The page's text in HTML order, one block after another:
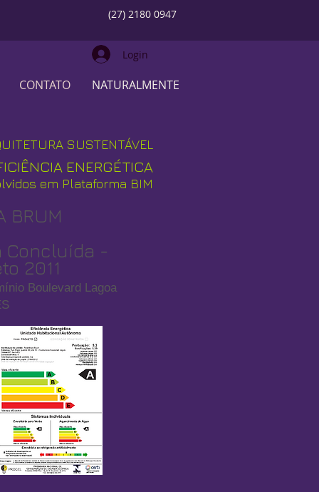
(27) 2180 0947
Login
CONTATO NATURALMENTE
SUSTENTÁVEL
ENERGÉTICA
em Plataforma BIM
BRUM
Concluída -
2011
Boulevard Lagoa